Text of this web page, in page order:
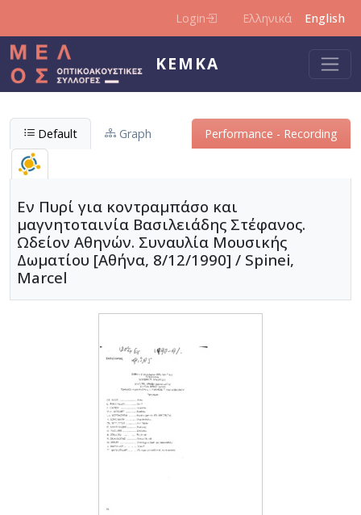
Login Ελληνικά English
KEMKA
Default Graph Performance - Recording
Εν Πυρί για κοντραμπάσο και
μαγνητοταινία Βασιλειάδης Στέφανος.
Ωδείον Αθηνών. Συναυλία Μουσικής
Δωματίου [Αθήνα, 8/12/1990] / Spinei,
Marcel